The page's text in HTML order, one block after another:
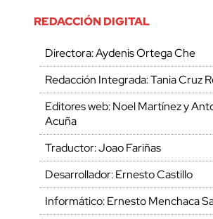
REDACCIÓN DIGITAL
Directora: Aydenis Ortega Che
Redacción Integrada: Tania Cruz
Editores web: Noel Martínez y
Acuña
Traductor: Joao Fariñas
Desarrollador: Ernesto Castillo
Informático: Ernesto Menchaca